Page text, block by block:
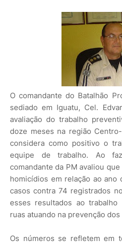
O comandante do Batalhão
sediado em Iguatu, Cel.
avaliação do trabalho
doze meses na região
considera como positivo o
equipe de trabalho. Ao
comandante da PM avaliou
homicídios em relação ao
casos contra 74 registrados
esses resultados ao
ruas atuando na prevenção
Os números se refletem em